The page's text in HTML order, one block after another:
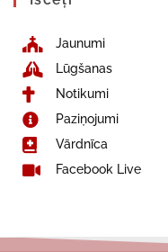
Jaunumi
Lūgšanas
Notikumi
Paziņojumi
Vārdnīca
Facebook Live